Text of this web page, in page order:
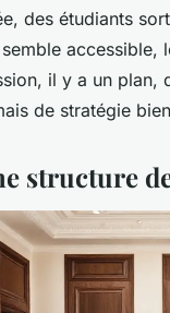
des étudiants
accessible,
il y a un plan,
de stratégie
structure